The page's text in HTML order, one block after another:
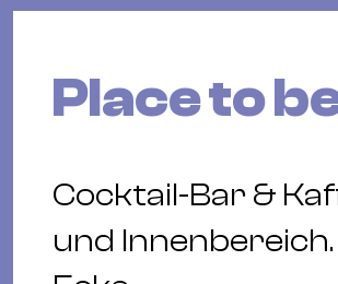
Place to
Cocktail-Bar &
und